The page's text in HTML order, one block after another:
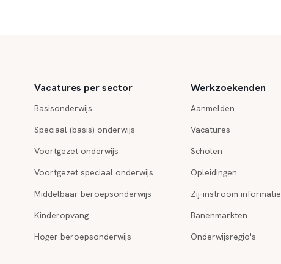
Vacatures per sector
Basisonderwijs
Speciaal (basis) onderwijs
Voortgezet onderwijs
Voortgezet speciaal onderwijs
Middelbaar beroepsonderwijs
Kinderopvang
Hoger beroepsonderwijs
Werkzoekenden
Aanmelden
Vacatures
Scholen
Opleidingen
Zij-instroom informatie
Banenmarkten
Onderwijsregio's